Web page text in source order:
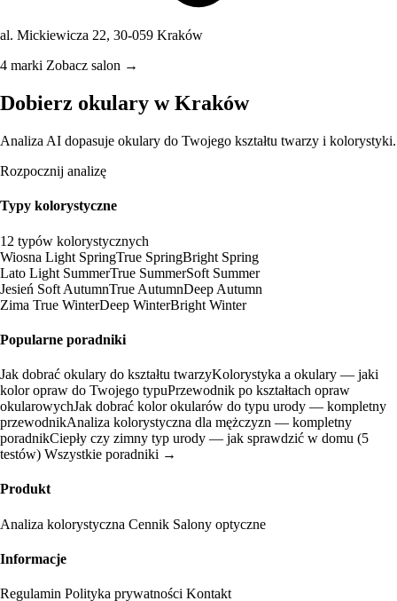
al. Mickiewicza 22, 30-059 Kraków
4 marki Zobacz salon →
Dobierz okulary w Kraków
Analiza AI dopasuje okulary do Twojego kształtu twarzy i kolorystyki.
Rozpocznij analizę
Typy kolorystyczne
12 typów kolorystycznych
Wiosna Light SpringTrue SpringBright Spring
Lato Light SummerTrue SummerSoft Summer
Jesień Soft AutumnTrue AutumnDeep Autumn
Zima True WinterDeep WinterBright Winter
Popularne poradniki
Jak dobrać okulary do kształtu twarzyKolorystyka a okulary — jaki
kolor opraw do Twojego typuPrzewodnik po kształtach opraw
okularowychJak dobrać kolor okularów do typu urody — kompletny
przewodnikAnaliza kolorystyczna dla mężczyzn — kompletny
poradnikCiepły czy zimny typ urody — jak sprawdzić w domu (5
testów) Wszystkie poradniki →
Produkt
Analiza kolorystyczna Cennik Salony optyczne
Informacje
Regulamin Polityka prywatności Kontakt